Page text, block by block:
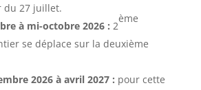
du 27 juillet.
à mi-octobre 2026 : 2
ème
se déplace sur la deuxième
2026 à avril 2027 : pour cette